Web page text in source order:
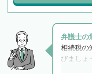
弁護士の
相続税の
びましょ
と他士